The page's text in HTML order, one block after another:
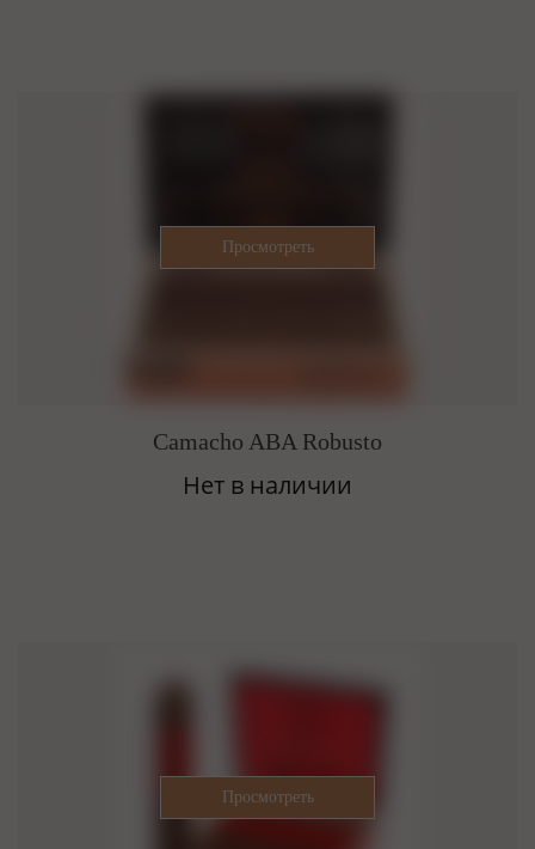
Camacho ABA Robusto
Нет в наличии